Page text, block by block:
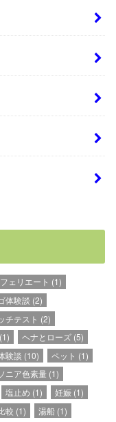
ェリエート (1)
体験談 (2)
チテスト (2)
(1) ヘナとローズ(5)
験談 (10) ペット (1)
ニア色素量(1)
塩止め (1) 妊娠 (1)
較 (1) 湯船 (1)